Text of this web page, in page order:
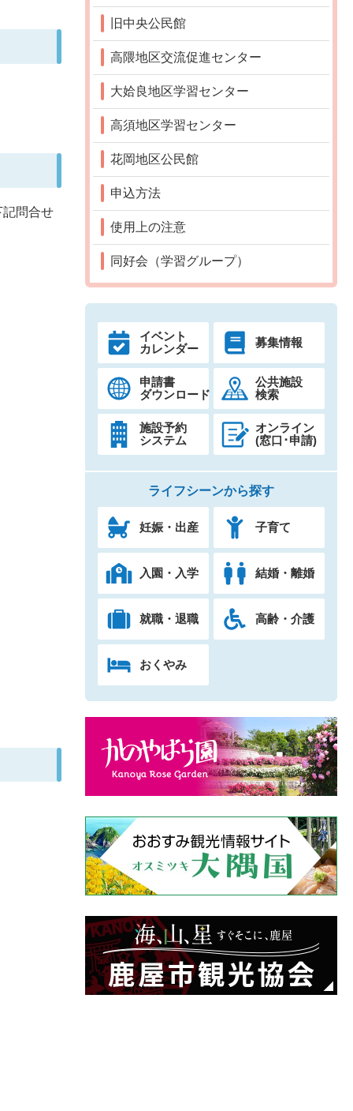
記問合せ
旧中央公民館
高隈地区交流促進センター
大姶良地区学習センター
高須地区学習センター
花岡地区公民館
申込方法
使用上の注意
同好会（学習グループ）
イベント
カレンダー
募集情報
申請書
ダウンロード
公共施設
検索
施設予約
システム
オンライン
(窓口･申請)
ライフシーンから探す
妊娠・出産 子育て
入園・入学 結婚・離婚
就職・退職 高齢・介護
おくやみ